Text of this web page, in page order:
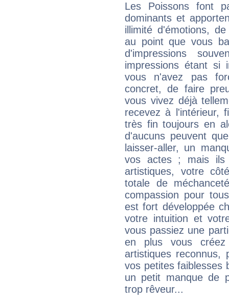
Les Poissons font
dominants et
illimité d'émotions,
au point que vous
d'impressions
impressions étant si
vous n'avez pas
concret, de faire
vous vivez déjà
recevez à l'intérieur,
très fin toujours en
d'aucuns peuvent
laisser-aller, un
vos actes ; mais ils
artistiques, votre
totale de
compassion pour
est fort développée
votre intuition et
vous passiez une
en plus vous
artistiques reconnus,
vos petites faiblesses
un petit manque de
trop rêveur...